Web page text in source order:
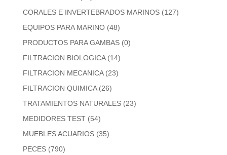
CORALES E INVERTEBRADOS MARINOS (127)
EQUIPOS PARA MARINO (48)
PRODUCTOS PARA GAMBAS (0)
FILTRACION BIOLOGICA (14)
FILTRACION MECANICA (23)
FILTRACION QUIMICA (26)
TRATAMIENTOS NATURALES (23)
MEDIDORES TEST (54)
MUEBLES ACUARIOS (35)
PECES (790)